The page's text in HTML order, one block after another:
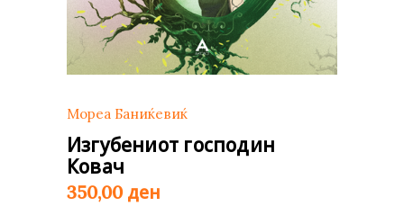
Мореа Баниќевиќ
Изгубениот господин
Ковач
350,00 ден